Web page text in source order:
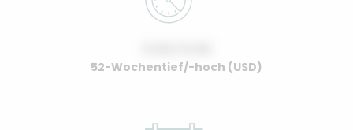
52-Wochentief/-hoch (USD)